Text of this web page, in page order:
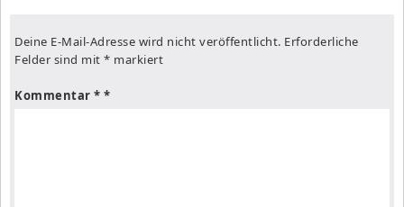
Deine E-Mail-Adresse wird nicht veröffentlicht. Erforderliche
Felder sind mit * markiert
Kommentar *